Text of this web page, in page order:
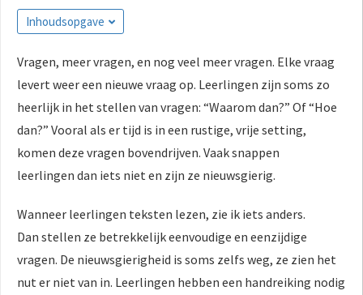
Inhoudsopgave
Vragen, meer vragen, en nog veel meer vragen. Elke vraag
levert weer een nieuwe vraag op. Leerlingen zijn soms zo
heerlijk in het stellen van vragen: “Waarom dan?” Of “Hoe
dan?” Vooral als er tijd is in een rustige, vrije setting,
komen deze vragen bovendrijven. Vaak snappen
leerlingen dan iets niet en zijn ze nieuwsgierig.
Wanneer leerlingen teksten lezen, zie ik iets anders.
Dan stellen ze betrekkelijk eenvoudige en eenzijdige
vragen. De nieuwsgierigheid is soms zelfs weg, ze zien het
nut er niet van in. Leerlingen hebben een handreiking nodig
om
van
op
gebruikt